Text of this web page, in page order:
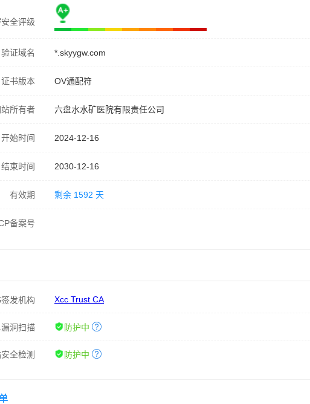
全评级
验证域名 *.skyygw.com
证书版本 OV通配符
站所有者 六盘水水矿医院有限责任公司
开始时间 2024-12-16
结束时间 2030-12-16
有效期 剩余 1592 天
备案号
发机构 Xcc Trust CA
漏洞扫描 防护中
全检测 防护中